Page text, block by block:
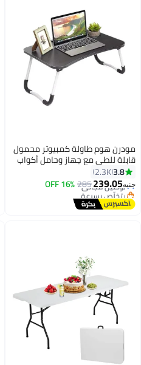
مودرن هوم طاولة كمبيوتر محمول
قابلة للطي مع جهاز وحامل أكواب
40.5x60x5.5سم
3.8
2.3K
جنيه239.05
285
16% OFF توصيل مجاني
بتخلّص بسرعة
توصيل مجاني